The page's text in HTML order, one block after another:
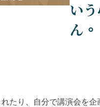
い
ん。
れたり、自分で講演会を